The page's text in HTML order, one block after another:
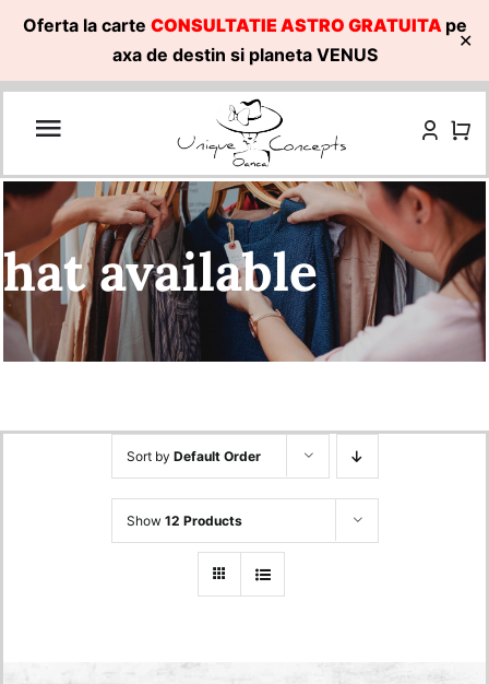
Oferta la carte CONSULTATIE ASTRO GRATUITA pe
axa de destin si planeta VENUS
✕
Skip
hat available
Sort by Default Order
Show 12 Products